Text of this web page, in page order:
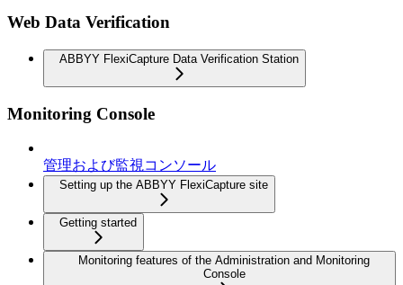
Web Data Verification
ABBYY FlexiCapture Data Verification Station
Monitoring Console
管理および監視コンソール
Setting up the ABBYY FlexiCapture site
Getting started
Monitoring features of the Administration and Monitoring
Console